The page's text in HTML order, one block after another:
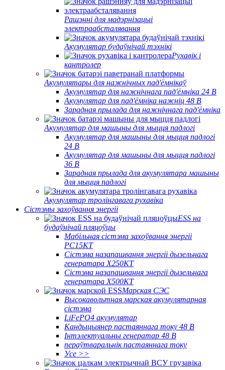
Рашэнні для мадэрнізацыі
электраабсталявання
Акумулятар будаўнічай тэхнікі
Рухавік і
кантролер
Акумулятары для нажнічных пад'ёмнікаў
Акумулятар для нажнічнага пад'ёмніка 24 В
Акумулятар для пад'ёмніка нажніц 48 В
Зарадная прылада для нажнічнага пад'ёмніка
Акумулятар для машыны для мыцця падлогі
Акумулятар для машыны для мыцця падлогі
24 В
Акумулятар для машыны для мыцця падлогі
36 В
Зарадная прылада для акумулятара машыны
для мыцця падлогі
Акумулятар тролінгавага рухавіка
Сістэмы захоўвання энергіі
ESS на
будаўнічай пляцоўцы
Мабільная сістэма захоўвання энергіі
PC15KT
Сістэма назапашвання энергіі дызельнага
генератара X250KT
Сістэма назапашвання энергіі дызельнага
генератара X500KT
Марская СЭС
Высокавольтная марская акумулятарная
сістэма
LiFePO4 акумулятар
Кандыцыянер пастаяннага току 48 В
Інтэлектуальны генератар 48 В
пераўтваральнік пастаяннага току
Усе >>